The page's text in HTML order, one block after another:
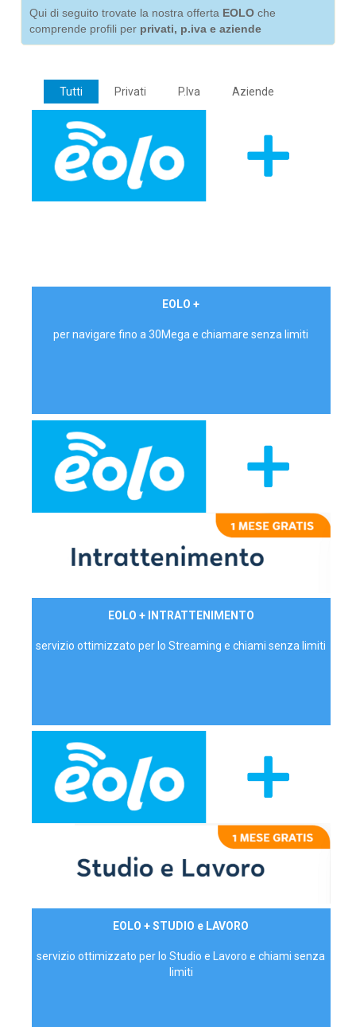
Qui di seguito trovate la nostra offerta EOLO che
comprende profili per privati, p.iva e aziende
Tutti Privati P.Iva Aziende
EOLO +
per navigare fino a 30Mega e chiamare senza limiti
EOLO + INTRATTENIMENTO
servizio ottimizzato per lo Streaming e chiami senza limiti
EOLO + STUDIO e LAVORO
servizio ottimizzato per lo Studio e Lavoro e chiami senza
limiti